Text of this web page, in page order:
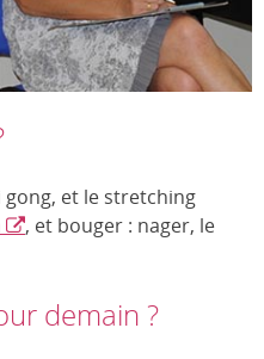
et le stretching
, et bouger : nager, le
demain ?